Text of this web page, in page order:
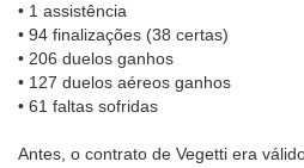
• 1 assistência
• 94 finalizações (38 certas)
• 206 duelos ganhos
• 127 duelos aéreos ganhos
• 61 faltas sofridas
Antes, o contrato de Vegetti era